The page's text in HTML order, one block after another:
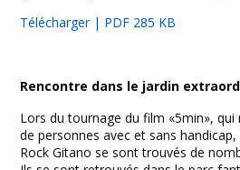
Télécharger | PDF 285 KB
Rencontre dans le jardin
Lors du tournage du film «5min»,
de personnes avec et sans
Rock Gitano se sont trouvés de